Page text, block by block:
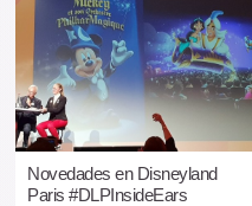
Novedades en Disneyland
Paris #DLPInsideEars